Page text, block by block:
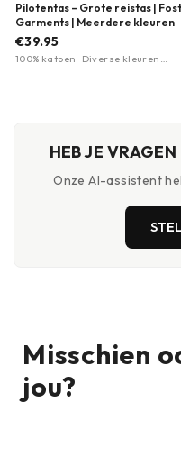
Pilotentas – Grote reistas |
Garments | Meerdere kleuren
€39.95
100% katoen · Diverse kleuren
HEB JE
Onze AI-assistent
Misschien
jou?